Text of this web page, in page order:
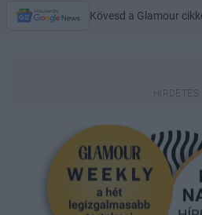
Kövesd a Glamour